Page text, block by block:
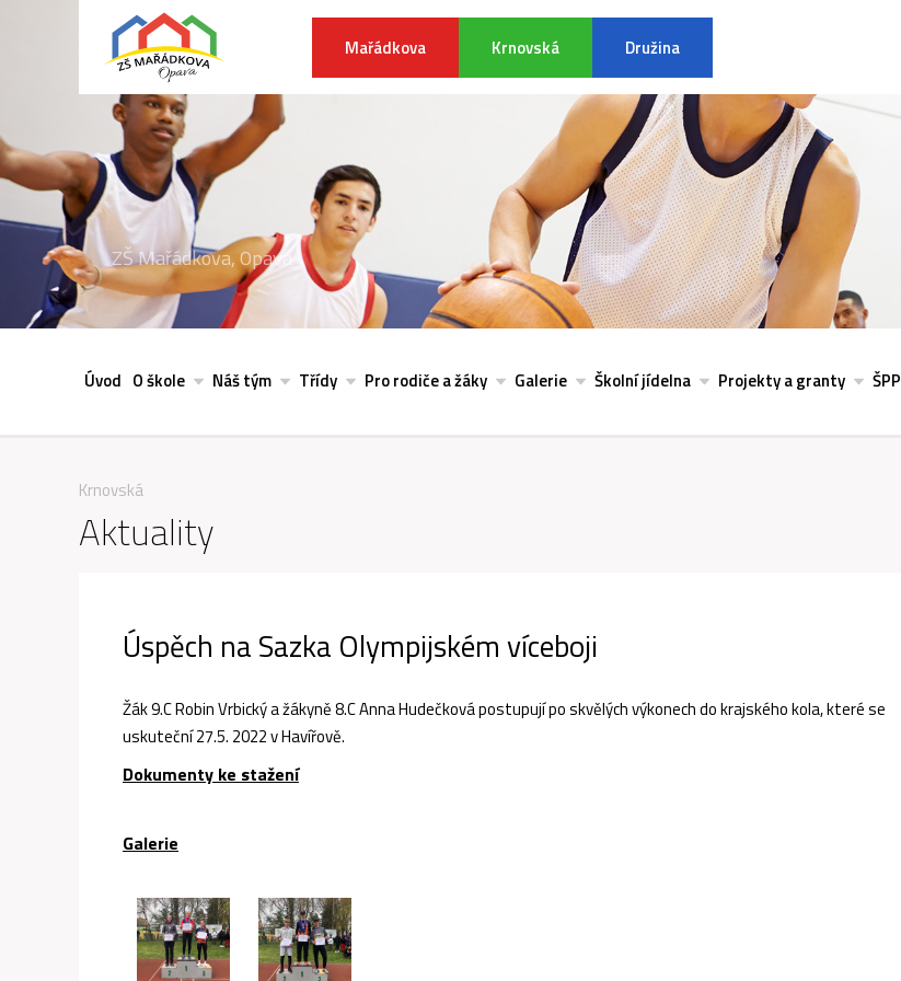
Mařádkova Krnovská Družina
ZŠ Mařádkova, Opava
Úvod O škole Náš tým Třídy Pro rodiče a žáky Galerie Školní jídelna Projekty a granty ŠPP
Krnovská
Aktuality
Úspěch na Sazka Olympijském víceboji
Žák 9.C Robin Vrbický a žákyně 8.C Anna Hudečková postupují po skvělých výkonech do krajského kola, které se
uskuteční 27.5. 2022 v Havířově.
Dokumenty ke stažení
Galerie